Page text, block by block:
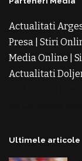
Actualitati
Presa Stiri
Media Online
Actualitati
Ultimele articole